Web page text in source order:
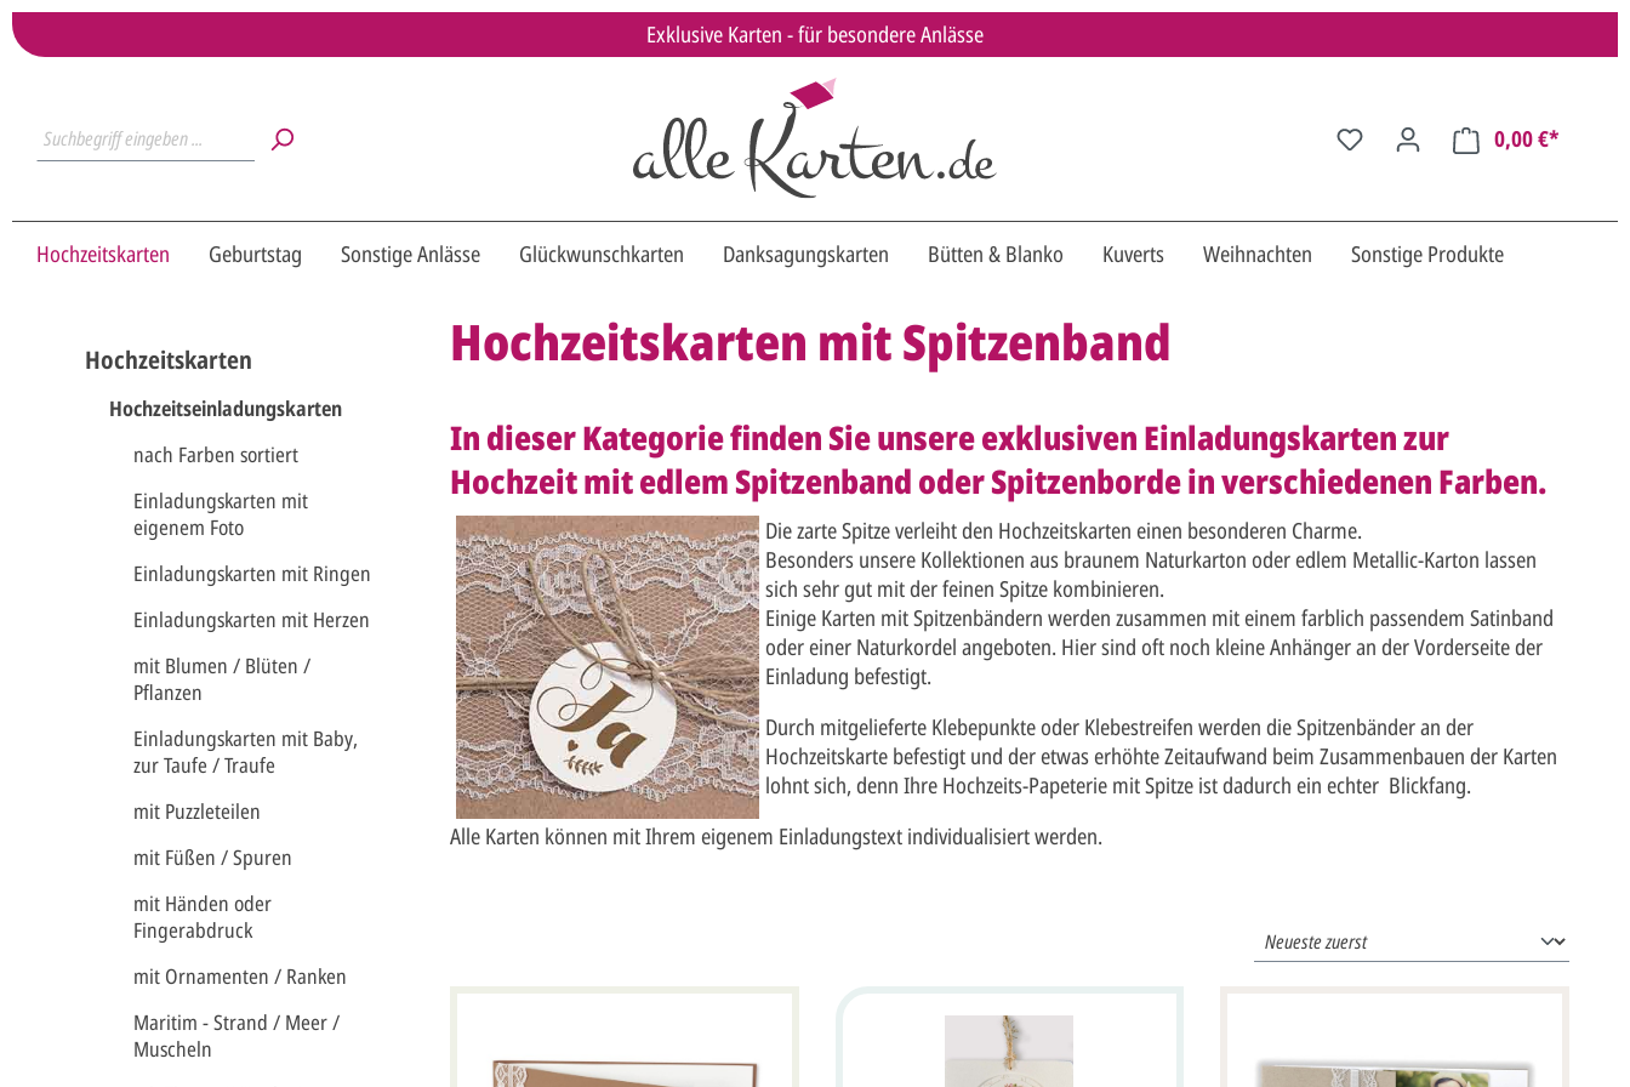
Exklusive Karten - für besondere Anlässe
0,00 €*
Hochzeitskarten Geburtstag Sonstige Anlässe Glückwunschkarten Danksagungskarten Bütten & Blanko Kuverts Weihnachten Sonstige Produkte
Hochzeitskarten
Hochzeitseinladungskarten
nach Farben sortiert
Einladungskarten mit
eigenem Foto
Einladungskarten mit Ringen
Einladungskarten mit Herzen
mit Blumen / Blüten /
Pflanzen
Einladungskarten mit Baby,
zur Taufe / Traufe
mit Puzzleteilen
mit Füßen / Spuren
mit Händen oder
Fingerabdruck
mit Ornamenten / Ranken
Maritim - Strand / Meer /
Muscheln
Hochzeitskarten mit Spitzenband
In dieser Kategorie finden Sie unsere exklusiven Einladungskarten zur
Hochzeit mit edlem Spitzenband oder Spitzenborde in verschiedenen Farben.
Die zarte Spitze verleiht den Hochzeitskarten einen besonderen Charme.
Besonders unsere Kollektionen aus braunem Naturkarton oder edlem Metallic-Karton lassen
sich sehr gut mit der feinen Spitze kombinieren.
Einige Karten mit Spitzenbändern werden zusammen mit einem farblich passendem Satinband
oder einer Naturkordel angeboten. Hier sind oft noch kleine Anhänger an der Vorderseite der
Einladung befestigt.
Durch mitgelieferte Klebepunkte oder Klebestreifen werden die Spitzenbänder an der
Hochzeitskarte befestigt und der etwas erhöhte Zeitaufwand beim Zusammenbauen der Karten
lohnt sich, denn Ihre Hochzeits-Papeterie mit Spitze ist dadurch ein echter Blickfang.
Alle Karten können mit Ihrem eigenem Einladungstext individualisiert werden.